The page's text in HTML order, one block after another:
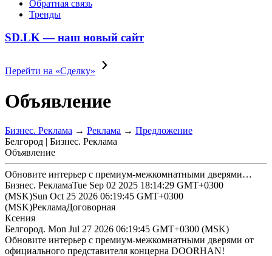
Обратная связь
Тренды
SD.LK — наш новый сайт
Перейти на «Сделку»
Объявление
Бизнес. Реклама → Реклама → Предложение
Белгород | Бизнес. Реклама
Объявление
Обновите интерьер с премиум-межкомнатными дверями…
Бизнес. РекламаTue Sep 02 2025 18:14:29 GMT+0300
(MSK)Sun Oct 25 2026 06:19:45 GMT+0300
(MSK)РекламаДоговорная
Ксения
Белгород. Mon Jul 27 2026 06:19:45 GMT+0300 (MSK)
Обновите интерьер с премиум-межкомнатными дверями от
официального представителя концерна DOORHAN!